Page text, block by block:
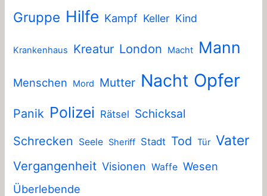
Gruppe Hilfe Kampf Keller Kind
Krankenhaus Kreatur London Macht Mann
Menschen Mord Mutter Nacht Opfer
Panik Polizei Rätsel Schicksal
Schrecken
Seele Sheriff Stadt Tod Tür Vater
Vergangenheit Visionen Waffe Wesen
Überlebende